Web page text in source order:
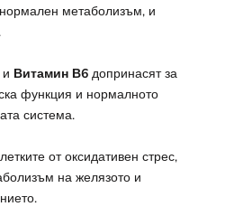
метаболизъм, и
и Витамин В6 допринасят за
функция и нормалното
система.
от оксидативен стрес,
на желязото и